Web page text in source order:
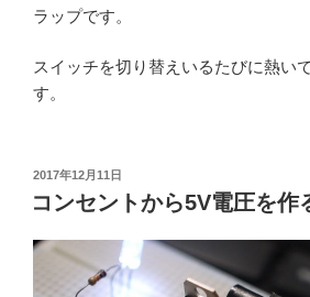
ラップです。
スイッチを切り替えいるたびに熱い
す。
投
稿
日:
2017年12月11日
コンセントから5V電圧を作